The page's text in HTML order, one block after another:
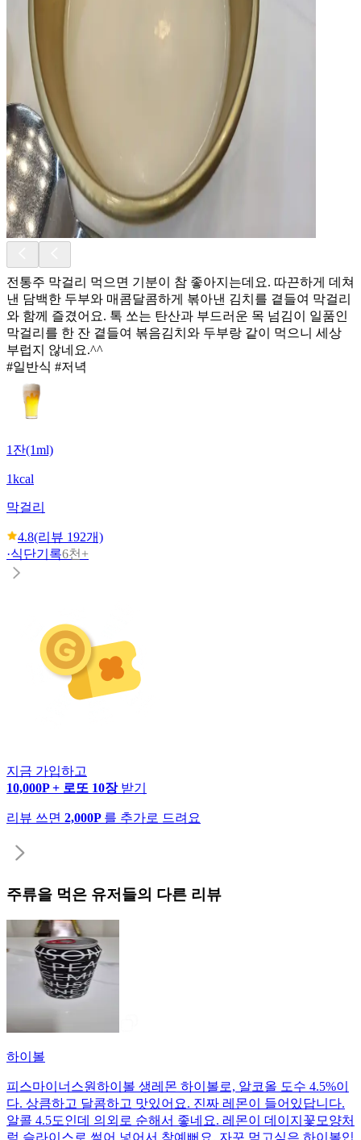
전통주 막걸리 먹으면 기분이 참 좋아지는데요. 따끈하게 데쳐
낸 담백한 두부와 매콤달콤하게 볶아낸 김치를 곁들여 막걸리
와 함께 즐겼어요. 톡 쏘는 탄산과 부드러운 목 넘김이 일품인
막걸리를 한 잔 곁들여 볶음김치와 두부랑 같이 먹으니 세상
부럽지 않네요.^^
#일반식 #저녁
1잔(1ml)
1kcal
막걸리
4.8(리뷰 192개)
·식단기록6천+
지금 가입하고
10,000P + 로또 10장 받기
리뷰 쓰면 2,000P 를 추가로 드려요
주류을 먹은 유저들의 다른 리뷰
하이볼
피스마이너스원하이볼 생레몬 하이볼로, 알코올 도수 4.5%이
다. 상큼하고 달콤하고 맛있어요. 진짜 레몬이 들어있답니다.
알콜 4.5도인데 의외로 순해서 좋네요. 레몬이 데이지꽃모양처